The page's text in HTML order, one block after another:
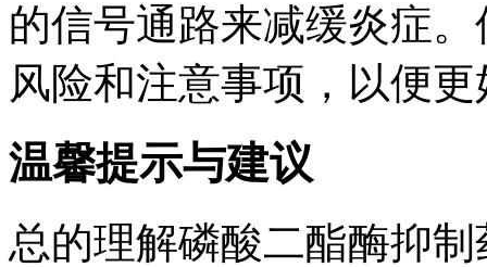
的信号通路来减缓炎症
风险和注意事项，以便
温馨提示与建议
总的理解磷酸二酯酶抑